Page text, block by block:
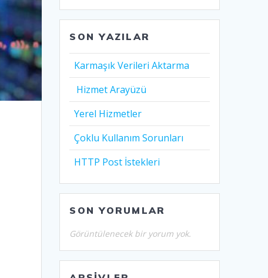
SON YAZILAR
Karmaşık Verileri Aktarma
Hizmet Arayüzü
Yerel Hizmetler
Çoklu Kullanım Sorunları
HTTP Post İstekleri
SON YORUMLAR
Görüntülenecek bir yorum yok.